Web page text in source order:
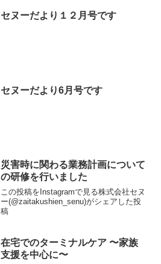
セヌーだより１２月号です
セヌーだより6月号です
災害時に関わる業務計画について
の研修を行いました
この投稿をInstagramで見る株式会社セヌ
ー(@zaitakushien_senu)がシェアした投
稿
在宅でのターミナルケア 〜家族
支援を中心に〜